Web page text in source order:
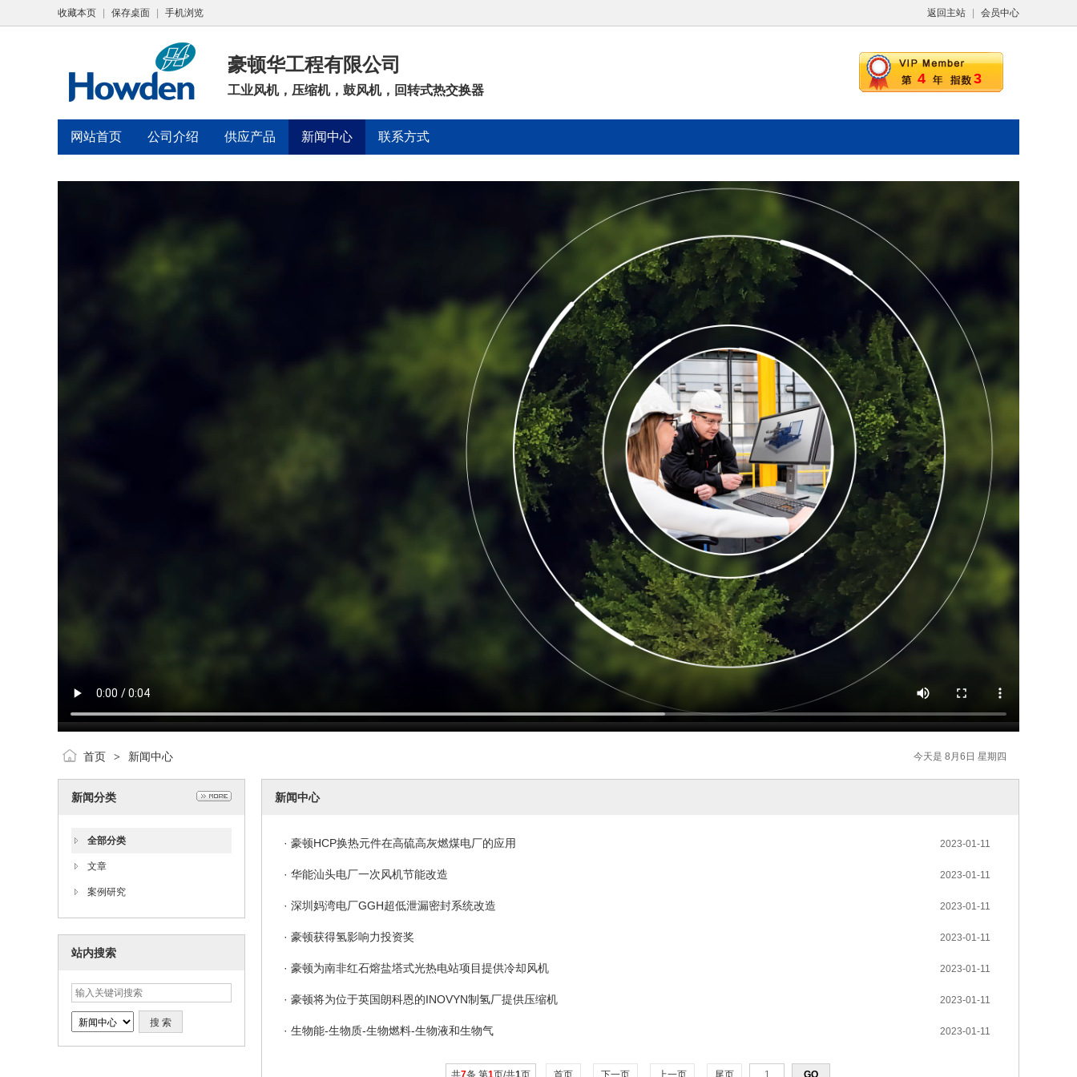
返回主站 会员中心
收藏本页 保存桌面 手机浏览
4 3
豪顿华工程有限公司
工业风机，压缩机，鼓风机，回转式热交换器
网站首页 公司介绍 供应产品 新闻中心 联系方式
今天是 8月6日 星期四
首页 > 新闻中心
新闻分类
全部分类
文章
案例研究
站内搜索
新闻中心
· 豪顿HCP换热元件在高硫高灰燃煤电厂的应用 2023-01-11
· 华能汕头电厂一次风机节能改造 2023-01-11
· 深圳妈湾电厂GGH超低泄漏密封系统改造 2023-01-11
· 豪顿获得氢影响力投资奖 2023-01-11
· 豪顿为南非红石熔盐塔式光热电站项目提供冷却风机 2023-01-11
· 豪顿将为位于英国朗科恩的INOVYN制氢厂提供压缩机 2023-01-11
· 生物能-生物质-生物燃料-生物液和生物气 2023-01-11
共7条 第1页/共1页 首页 下一页 上一页 尾页